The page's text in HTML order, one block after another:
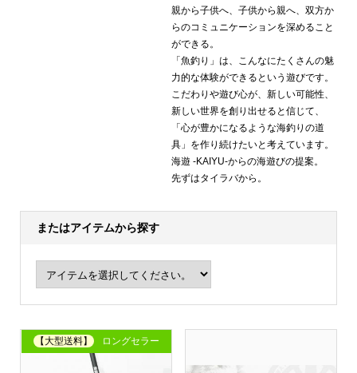
親から子供へ、子供から親へ、双方か
らのコミュニケーションを深めること
ができる。
「魚釣り」は、こんなにたくさんの魅
力的な体験ができるという遊びです。
こだわりや遊び心が、新しい可能性、
新しい世界を創り出せると信じて、
「心が豊かになるような海釣りの道
具」を作り続けたいと考えています。
海遊 ‐KAIYU‐からの海遊びの提案。
先ずはタイラバから。
またはアイテムから探す
【大型送料】 ロングセラー